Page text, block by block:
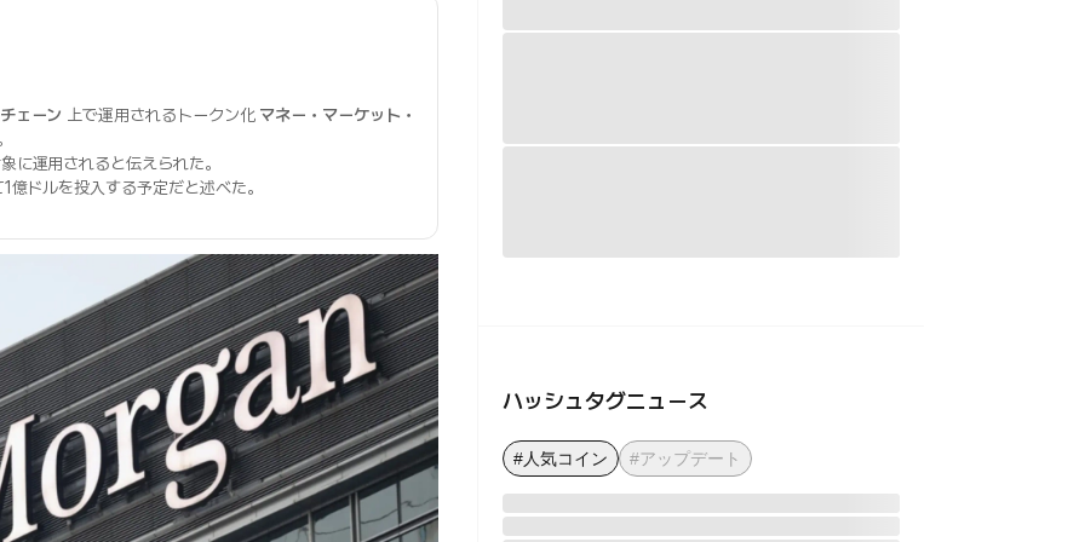
ェーン 上で運用されるトークン化 マネー・マーケット・
に運用されると伝えられた。
億ドルを投入する予定だと述べた。
ハッシュタグニュース
#人気コイン #アップデート